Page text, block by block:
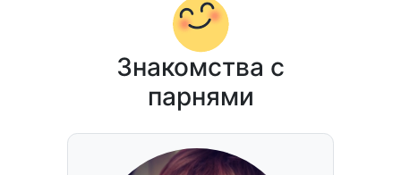
Знакомства с
парнями